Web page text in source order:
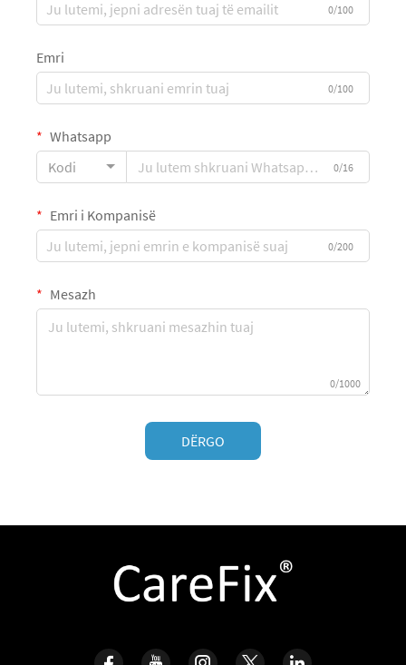
0/100
Emri
0/100
Whatsapp
Kodi
0/16
Emri i Kompanisë
0/200
Mesazh
0/1000
DËRGO